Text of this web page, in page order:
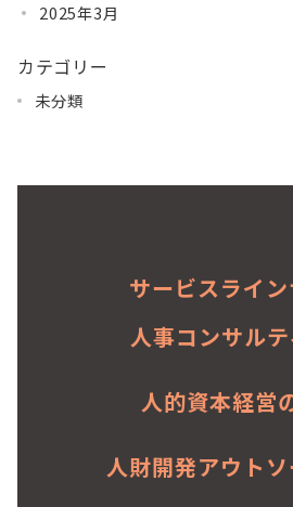
2025年3月
カテゴリー
未分類
サービスライ
人事コンサル
人的資本経営
人財開発アウト